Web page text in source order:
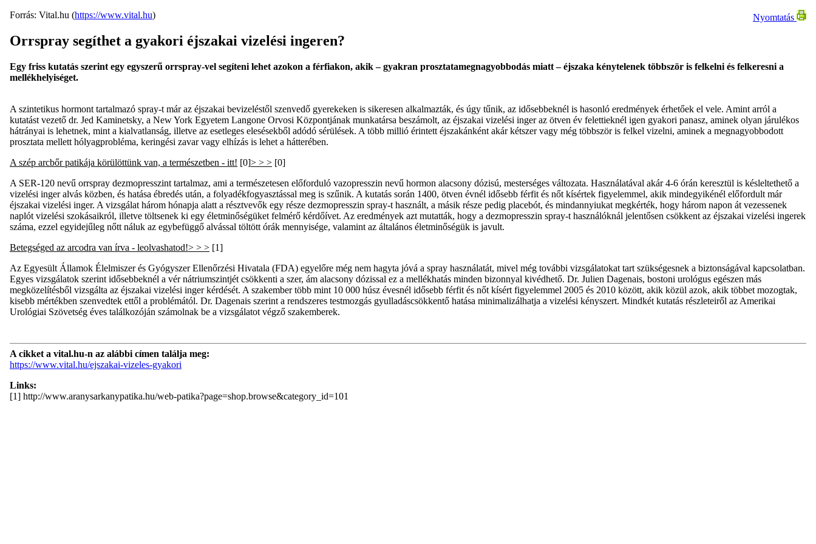
Nyomtatás
Forrás: Vital.hu (https://www.vital.hu)
Orrspray segíthet a gyakori éjszakai vizelési ingeren?
Egy friss kutatás szerint egy egyszerű orrspray-vel segíteni lehet azokon a férfiakon, akik – gyakran prosztatamegnagyobbodás miatt – éjszaka kénytelenek többször is felkelni és felkeresni a
mellékhelyiséget.
A szintetikus hormont tartalmazó spray-t már az éjszakai bevizeléstől szenvedő gyerekeken is sikeresen alkalmazták, és úgy tűnik, az idősebbeknél is hasonló eredmények érhetőek el vele. Amint arról a
kutatást vezető dr. Jed Kaminetsky, a New York Egyetem Langone Orvosi Központjának munkatársa beszámolt, az éjszakai vizelési inger az ötven év felettieknél igen gyakori panasz, aminek olyan járulékos
hátrányai is lehetnek, mint a kialvatlanság, illetve az esetleges elesésekből adódó sérülések. A több millió érintett éjszakánként akár kétszer vagy még többször is felkel vizelni, aminek a megnagyobbodott
prosztata mellett hólyagprobléma, keringési zavar vagy elhízás is lehet a hátterében.
A szép arcbőr patikája körülöttünk van, a természetben - itt! [0]> > > [0]
A SER-120 nevű orrspray dezmopresszint tartalmaz, ami a természetesen előforduló vazopresszin nevű hormon alacsony dózisú, mesterséges változata. Használatával akár 4-6 órán keresztül is késleltethető a
vizelési inger alvás közben, és hatása ébredés után, a folyadékfogyasztással meg is szűnik. A kutatás során 1400, ötven évnél idősebb férfit és nőt kísértek figyelemmel, akik mindegyikénél előfordult már
éjszakai vizelési inger. A vizsgálat három hónapja alatt a résztvevők egy része dezmopresszin spray-t használt, a másik része pedig placebót, és mindannyiukat megkérték, hogy három napon át vezessenek
naplót vizelési szokásaikról, illetve töltsenek ki egy életminőségüket felmérő kérdőívet. Az eredmények azt mutatták, hogy a dezmopresszin spray-t használóknál jelentősen csökkent az éjszakai vizelési ingerek
száma, ezzel egyidejűleg nőtt náluk az egybefüggő alvással töltött órák mennyisége, valamint az általános életminőségük is javult.
Betegséged az arcodra van írva - leolvashatod!> > > [1]
Az Egyesült Államok Élelmiszer és Gyógyszer Ellenőrzési Hivatala (FDA) egyelőre még nem hagyta jóvá a spray használatát, mivel még további vizsgálatokat tart szükségesnek a biztonságával kapcsolatban.
Egyes vizsgálatok szerint idősebbeknél a vér nátriumszintjét csökkenti a szer, ám alacsony dózissal ez a mellékhatás minden bizonnyal kivédhető. Dr. Julien Dagenais, bostoni urológus egészen más
megközelítésből vizsgálta az éjszakai vizelési inger kérdését. A szakember több mint 10 000 húsz évesnél idősebb férfit és nőt kísért figyelemmel 2005 és 2010 között, akik közül azok, akik többet mozogtak,
kisebb mértékben szenvedtek ettől a problémától. Dr. Dagenais szerint a rendszeres testmozgás gyulladáscsökkentő hatása minimalizálhatja a vizelési kényszert. Mindkét kutatás részleteiről az Amerikai
Urológiai Szövetség éves találkozóján számolnak be a vizsgálatot végző szakemberek.
A cikket a vital.hu-n az alábbi címen találja meg:
https://www.vital.hu/ejszakai-vizeles-gyakori
Links:
[1] http://www.aranysarkanypatika.hu/web-patika?page=shop.browse&category_id=101